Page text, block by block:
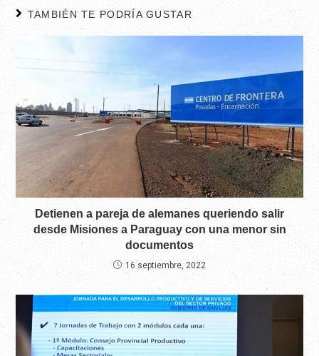
TAMBIÉN TE PODRÍA GUSTAR
Detienen a pareja de alemanes queriendo salir
desde Misiones a Paraguay con una menor sin
documentos
16 septiembre, 2022